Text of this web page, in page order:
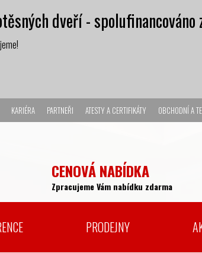
dveří - spolufinancováno
KARIÉRA PARTNEŘI ATESTY A CERTIFIKÁTY OBCHODNÍ A
CENOVÁ NABÍDKA
Zpracujeme Vám nabídku zdarma
PRODEJNY